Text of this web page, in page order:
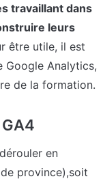
travaillant dans
leurs
être utile, il est
Google Analytics,
de la formation.
en
province),soit